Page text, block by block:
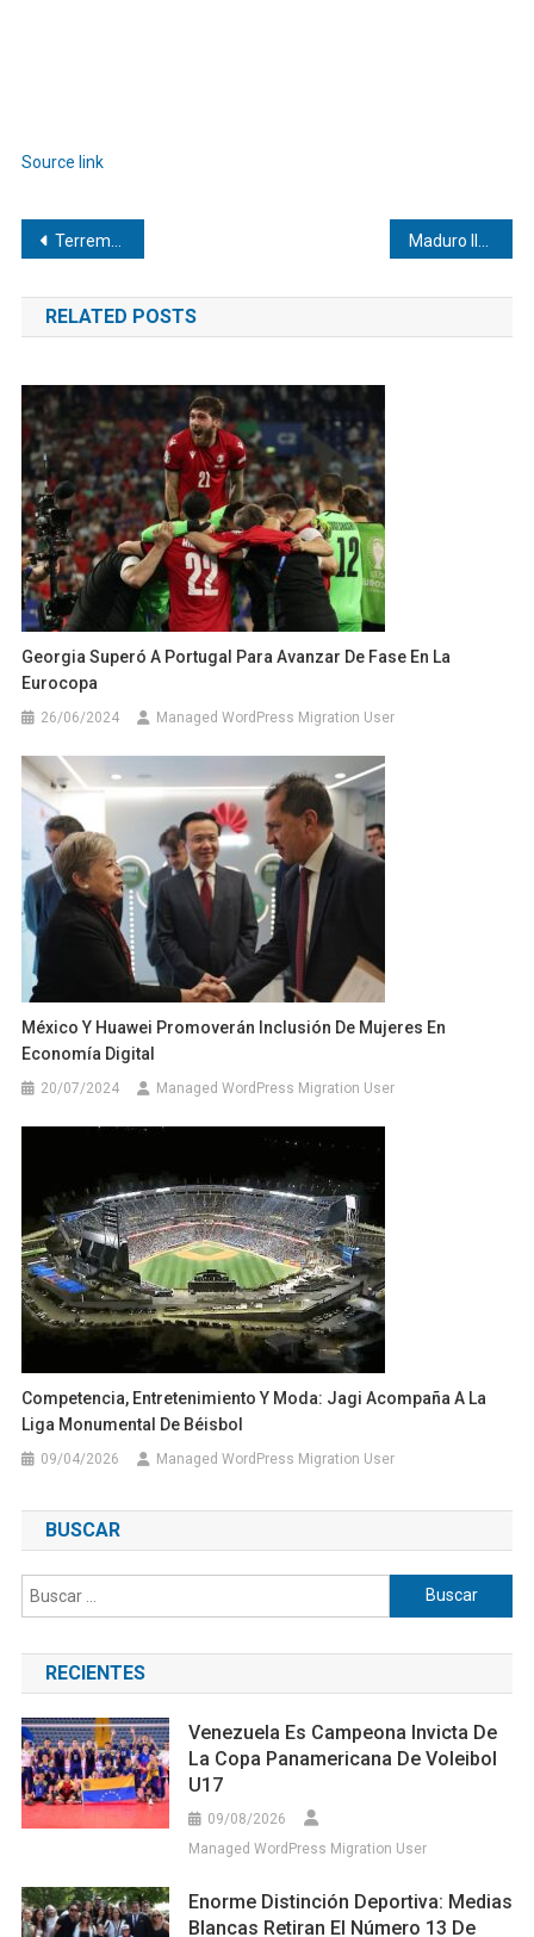
Source link
Navegación
de
entradas
Terremotos en Venezuela: Resumen de afectaciones y daños en diferentes regiones
RELATED POSTS
Georgia Superó A Portugal Para Avanzar De Fase En La
Eurocopa
26/06/2024 Managed WordPress Migration User
México Y Huawei Promoverán Inclusión De Mujeres En
Economía Digital
20/07/2024 Managed WordPress Migration User
Competencia, Entretenimiento Y Moda: Jagi Acompaña A La
Liga Monumental De Béisbol
09/04/2026 Managed WordPress Migration User
BUSCAR
Buscar:
RECIENTES
Venezuela Es Campeona Invicta De
La Copa Panamericana De Voleibol
U17
09/08/2026
Managed WordPress Migration User
Enorme Distinción Deportiva: Medias
Blancas Retiran El Número 13 De